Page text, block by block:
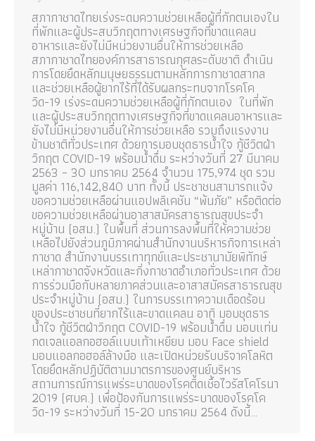
สภากาชาดไทยเร่งระดมความช่วยเหลือผู้ที่กักตนเองใน
ที่พักและผู้ประสบวิกฤตทางเศรษฐกิจที่ขาดแคลน
อาหารและยังไม่มีหน่วยงานอื่นให้การช่วยเหลือ
สภากาชาดไทยองค์การสาธารณกุศลระดับชาติ ดำเนิน
การโดยยึดหลักมนุษยธรรมตามหลักการกาชาดสากล
และช่วยเหลือผู้ยากไร้ที่ได้รับผลกระทบจากโรคโค
วิด-19 เร่งระดมความช่วยเหลือผู้ที่กักตนเอง ในที่พัก
และผู้ประสบวิกฤตทางเศรษฐกิจที่ขาดแคลนอาหารและ
ยังไม่มีหน่วยงานอื่นให้การช่วยเหลือ รวมถึงแรงงาน
ข้ามชาติทั่วประเทศ ด้วยการมอบชุดธารน้ำใจ กู้ชีวิตฝ่า
วิกฤต COVID-19 พร้อมน้ำดื่ม ระหว่างวันที่ 27 มีนาคม
2563 – 30 มกราคม 2564 จำนวน 175,974 ชุด รวม
มูลค่า 116,142,840 บาท ทั้งนี้ ประชาชนสามารถแจ้ง
ขอความช่วยเหลือผ่านแอปพลิเคชัน “พ้นภัย” หรือติดต่อ
ขอความช่วยเหลือผ่านอาสาสมัครสาธารณสุขประจำ
หมู่บ้าน (อสม.) ในพื้นที่ ส่วนการลงพื้นที่ให้ความช่วย
เหลือไปยังส่วนภูมิภาคผ่านสำนักงานบริหารกิจการเหล่า
กาชาด สำนักงานบรรเทาทุกข์และประชานามัยพิทักษ์
เหล่ากาชาดจังหวัดและกิ่งกาชาดอำเภอทั่วประเทศ ด้วย
การร่วมมือกับหลายภาคส่วนและอาสาสมัครสาธารณสุข
ประจำหมู่บ้าน (อสม.) ในการบรรเทาความเดือดร้อน
ของประชาชนที่ยากไร้และขาดแคลน อาทิ มอบชุดธาร
น้ำใจ กู้ชีวิตฝ่าวิกฤต COVID-19 พร้อมน้ำดื่ม มอบแท่น
กดเจลแอลกอฮอล์แบบเท้าเหยียบ มอบ Face shield
มอบแอลกอฮอล์ล้างมือ และเปิดหน่วยรับบริจาคโลหิต
โดยยึดหลักปฏิบัติตามมาตรการของศูนย์บริหาร
สถานการณ์การแพร่ระบาดของโรคติดเชื้อไวรัสโคโรนา
2019 (ศบค.) เพื่อป้องกันการแพร่ระบาดของโรคโค
วิด-19 ระหว่างวันที่ 15-20 มกราคม 2564 ดังนี้…